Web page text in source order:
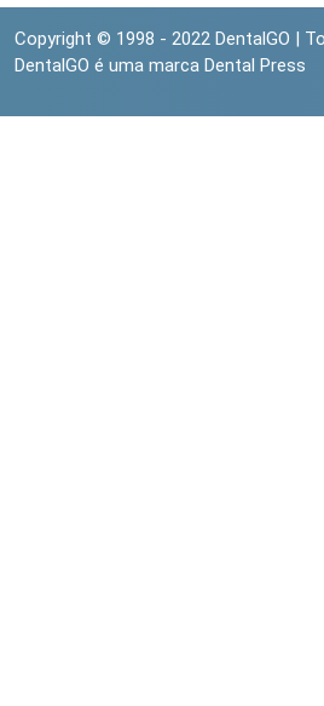
Copyright © 1998 - 2022 DentalGO |
DentalGO é uma marca Dental Press